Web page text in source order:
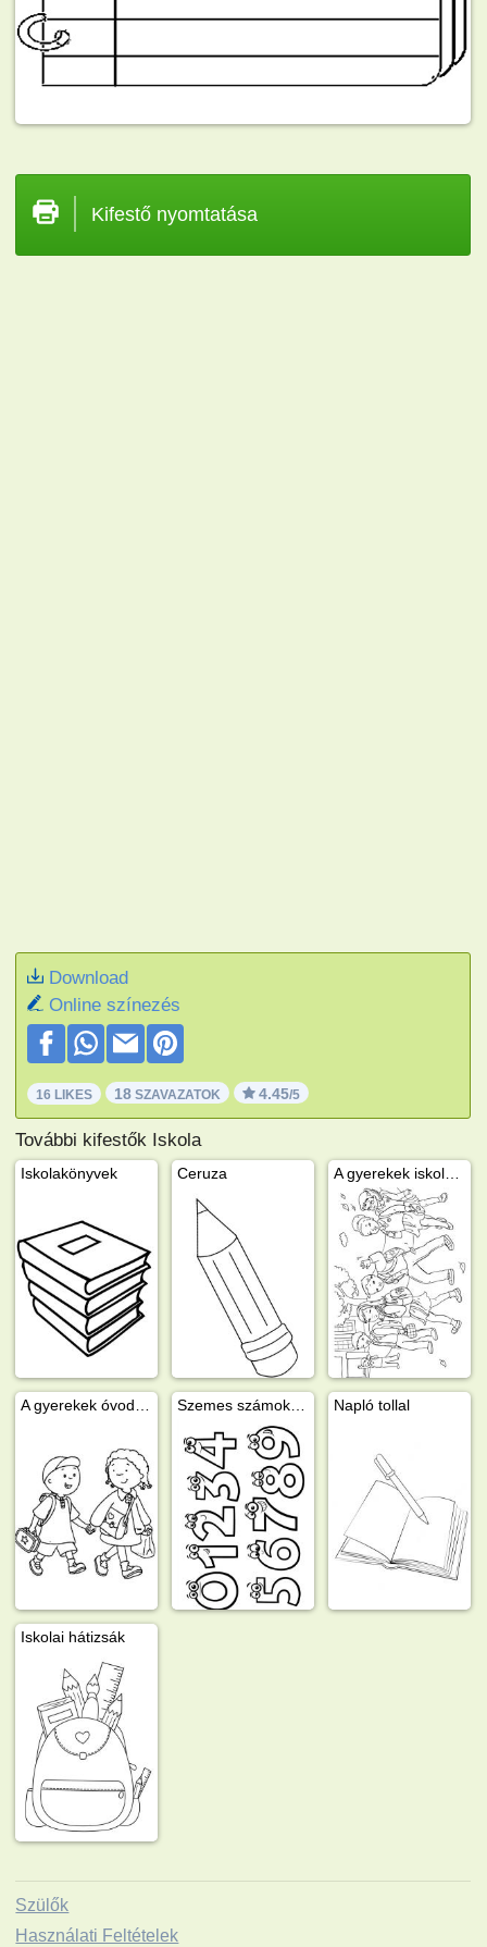
Kifestő nyomtatása
Download
Online színezés
16 LIKES 18 SZAVAZATOK 4.45/5
További kifestők Iskola
Iskolakönyvek Ceruza
Napló tollal
Iskolai hátizsák
Szülők
Használati Feltételek